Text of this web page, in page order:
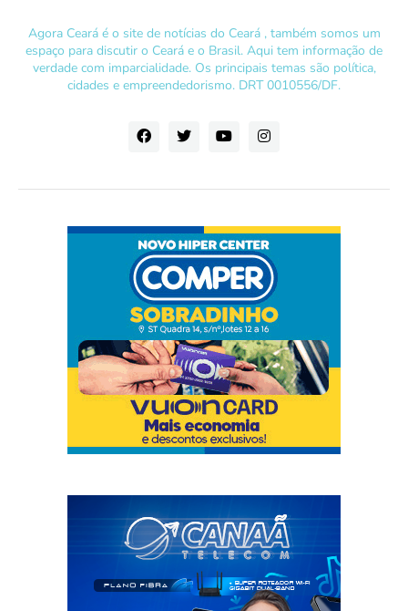
Agora Ceará é o site de notícias do Ceará , também somos um
espaço para discutir o Ceará e o Brasil. Aqui tem informação de
verdade com imparcialidade. Os principais temas são política,
cidades e empreendedorismo. DRT 0010556/DF.